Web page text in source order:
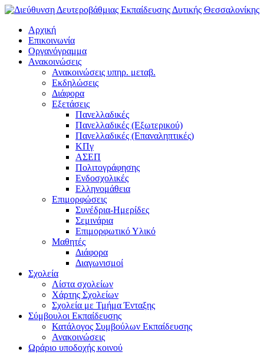
Αρχική
Επικοινωνία
Οργανόγραμμα
Ανακοινώσεις
Ανακοινώσεις υπηρ. μεταβ.
Εκδηλώσεις
Διάφορα
Εξετάσεις
Πανελλαδικές
Πανελλαδικές (Εξωτερικού)
Πανελλαδικές (Επαναληπτικές)
ΚΠγ
ΑΣΕΠ
Πολιτογράφησης
Ενδοσχολικές
Ελληνομάθεια
Επιμορφώσεις
Συνέδρια-Ημερίδες
Σεμινάρια
Επιμορφωτικό Υλικό
Μαθητές
Διάφορα
Διαγωνισμοί
Σχολεία
Λίστα σχολείων
Χάρτης Σχολείων
Σχολεία με Τμήμα Ένταξης
Σύμβουλοι Εκπαίδευσης
Κατάλογος Συμβούλων Εκπαίδευσης
Ανακοινώσεις
Ωράριο υποδοχής κοινού